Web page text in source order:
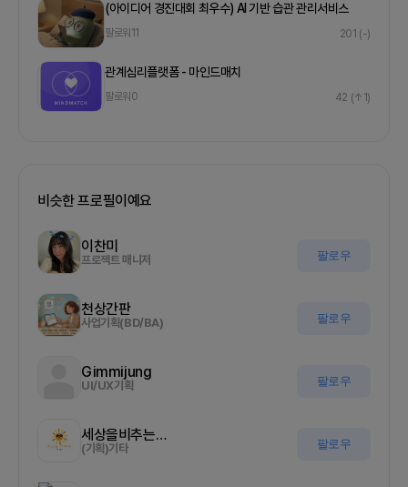
(아이디어 경진대회 최우수) AI 기반 습관 관리서비스
팔로워 11 201 (-)
관계심리플랫폼 - 마인드매치
팔로워 0 42 (↑1)
비슷한 프로필이예요
이찬미
프로젝트 매니저 팔로우
천상간판
사업기획(BD/BA) 팔로우
Gimmijung
UI/UX기획 팔로우
세상을비추는올기자
(기획)기타 팔로우